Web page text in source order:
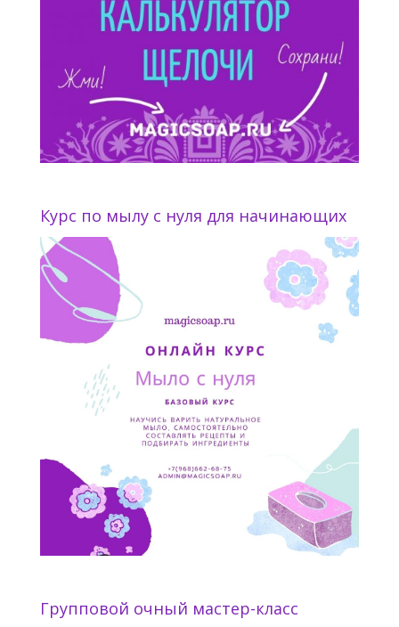
Курс по мылу с нуля для начинающих
Групповой очный мастер-класс